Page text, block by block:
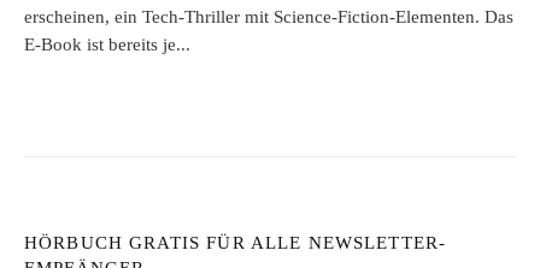
erscheinen, ein Tech-Thriller mit Science-Fiction-Elementen. Das
E-Book ist bereits je...
HÖRBUCH GRATIS FÜR ALLE NEWSLETTER-